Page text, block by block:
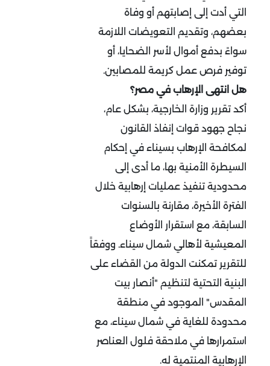
التي أدت إلى إصابتهم أو وفاة
بعضهم، وتقديم التعويضات اللازمة
سواءً بدفع أموال لأسر الضحايا، أو
توفير فرص عمل كريمة للمصابين.
هل انتهى الإرهاب في مصر؟
أكد تقرير وزارة الخارجية، بشكل عام،
نجاح جهود قوات إنفاذ القانون
لمكافحة الإرهاب بسيناء في إحكام
السيطرة الأمنية بها، ما أدى إلى
محدودية تنفيذ عمليات إرهابية خلال
الفترة الأخيرة، مقارنة بالسنوات
السابقة، مع استقرار الأوضاع
المعيشية لأهالي شمال سيناء. ووفقاً
للتقرير تمكنت الدولة من القضاء على
البنية التحتية لتنظيم "أنصار بيت
المقدس" الموجود في منطقة
محدودة للغاية في شمال سيناء، مع
استمرارها في ملاحقة فلول العناصر
الإرهابية المنتمية له.